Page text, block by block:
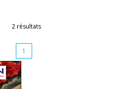
2 résultats
1